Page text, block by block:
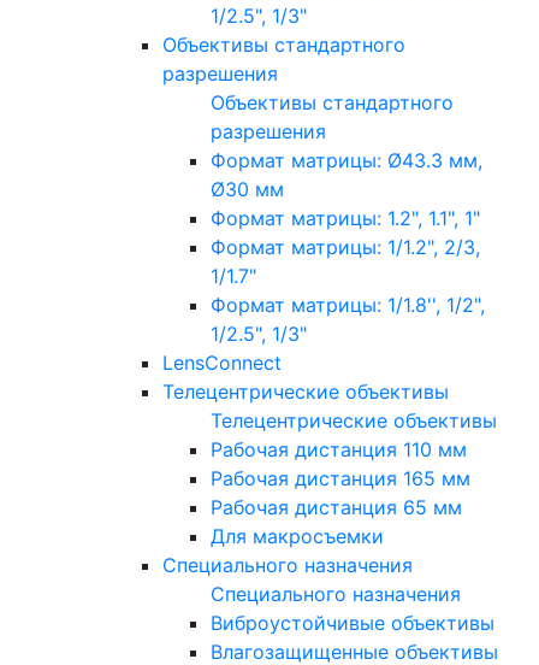
1/2.5", 1/3"
Объективы стандартного
разрешения
Объективы стандартного
разрешения
Формат матрицы: Ø43.3 мм,
Ø30 мм
Формат матрицы: 1.2", 1.1", 1"
Формат матрицы: 1/1.2", 2/3,
1/1.7"
Формат матрицы: 1/1.8'', 1/2",
1/2.5", 1/3"
LensConnect
Телецентрические объективы
Телецентрические объективы
Рабочая дистанция 110 мм
Рабочая дистанция 165 мм
Рабочая дистанция 65 мм
Для макросъемки
Специального назначения
Специального назначения
Виброустойчивые объективы
Влагозащищенные объективы